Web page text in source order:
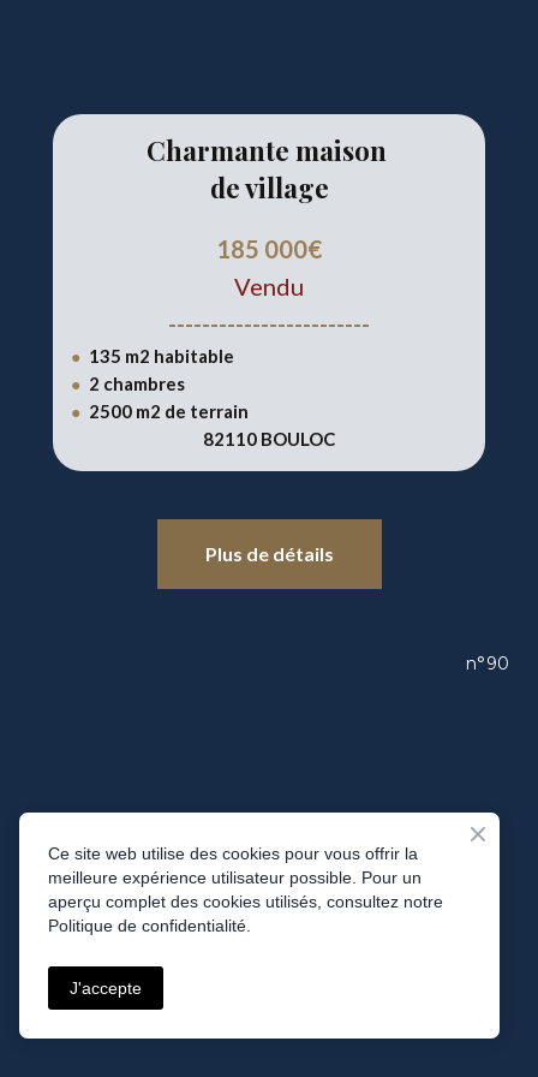
Charmante maison
de village
185 000€
Vendu
------------------------
● 135 m2 habitable
● 2 chambres
● 2500 m2 de terrain
82110 BOULOC
Plus de détails
n°90
Ce site web utilise des cookies pour vous offrir la
meilleure expérience utilisateur possible. Pour un
aperçu complet des cookies utilisés, consultez notre
Politique de confidentialité.
J'accepte